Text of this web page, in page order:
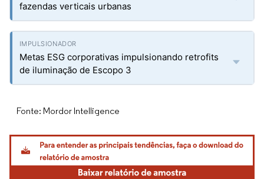
fazendas verticais urbanas
Metas ESG corporativas impulsionando retrofits
de iluminação de Escopo 3
Fonte: Mordor Intelligence